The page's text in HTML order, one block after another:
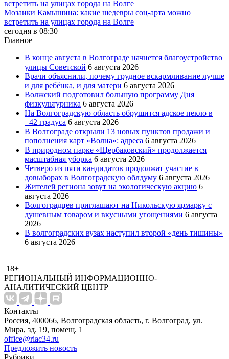
Мозаики Камышина: какие шедевры соц-арта можно
встретить на улицах города на Волге
сегодня в 08:30
Главное
В конце августа в Волгограде начнется благоустройство
улицы Советской 6 августа 2026
Врачи объяснили, почему грудное вскармливание лучше
и для ребёнка, и для матери 6 августа 2026
Волжский подготовил большую программу Дня
физкультурника 6 августа 2026
На Волгоградскую область обрушится адское пекло в
+42 градуса 6 августа 2026
В Волгограде открыли 13 новых пунктов продажи и
пополнения карт «Волна»: адреса 6 августа 2026
В природном парке «Щербаковский» продолжается
масштабная уборка 6 августа 2026
Четверо из пяти кандидатов продолжат участие в
довыборах в Волгоградскую облдуму 6 августа 2026
Жителей региона зовут на экологическую акцию 6
августа 2026
Волгоградцев приглашают на Никольскую ярмарку с
душевным товаром и вкусными угощениями 6 августа
2026
В волгоградских вузах наступил второй «день тишины»
6 августа 2026
18+
РЕГИОНАЛЬНЫЙ ИНФОРМАЦИОННО-
АНАЛИТИЧЕСКИЙ ЦЕНТР
Контакты
Россия, 400066, Волгоградская область, г. Волгоград, ул.
Мира, зд. 19, помещ. 1
office@riac34.ru
Предложить новость
Рубрики